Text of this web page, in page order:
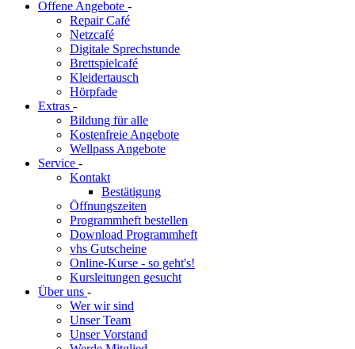
Offene Angebote -
Repair Café
Netzcafé
Digitale Sprechstunde
Brettspielcafé
Kleidertausch
Hörpfade
Extras -
Bildung für alle
Kostenfreie Angebote
Wellpass Angebote
Service -
Kontakt
Bestätigung
Öffnungszeiten
Programmheft bestellen
Download Programmheft
vhs Gutscheine
Online-Kurse - so geht's!
Kursleitungen gesucht
Über uns -
Wer wir sind
Unser Team
Unser Vorstand